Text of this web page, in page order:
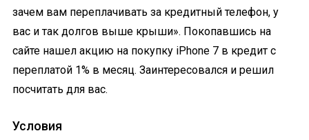
зачем вам переплачивать за кредитный телефон, у
вас и так долгов выше крыши». Покопавшись на
сайте нашел акцию на покупку iPhone 7 в кредит с
переплатой 1% в месяц. Заинтересовался и решил
посчитать для вас.
Условия